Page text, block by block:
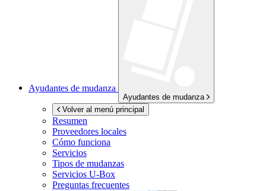
Ayudantes de mudanza
Ayudantes de mudanza
Volver al menú principal
Resumen
Proveedores locales
Cómo funciona
Servicios
Tipos de mudanzas
Servicios U-Box
Preguntas frecuentes